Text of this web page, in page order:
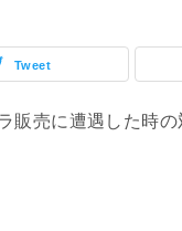
Tweet
販売に遭遇した時